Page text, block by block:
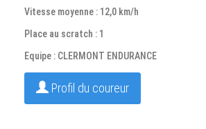
Vitesse moyenne : 12,0 km/h
Place au scratch : 1
Equipe : CLERMONT ENDURANCE
Profil du coureur